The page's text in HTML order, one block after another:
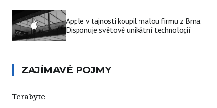
Apple v tajnosti koupil malou firmu z Brna.
Disponuje světově unikátní technologií
ZAJÍMAVÉ POJMY
Terabyte